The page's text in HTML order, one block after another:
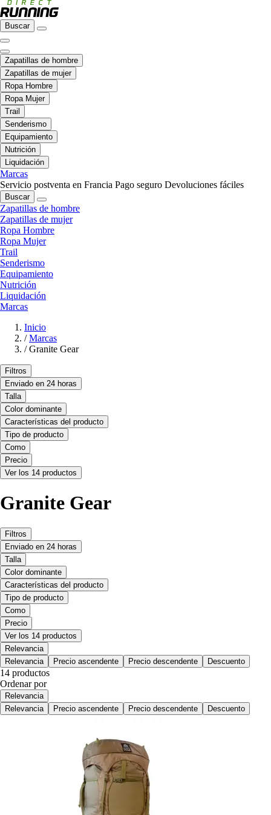
Buscar
Zapatillas de hombre
Zapatillas de mujer
Ropa Hombre
Ropa Mujer
Trail
Senderismo
Equipamiento
Nutrición
Liquidación
Marcas
Servicio postventa en Francia Pago seguro Devoluciones fáciles
Buscar
Zapatillas de hombre
Zapatillas de mujer
Ropa Hombre
Ropa Mujer
Trail
Senderismo
Equipamiento
Nutrición
Liquidación
Marcas
Inicio
/ Marcas
/ Granite Gear
Filtros
Enviado en 24 horas
Talla
Color dominante
Características del producto
Tipo de producto
Como
Precio
Ver los 14 productos
Granite Gear
Filtros
Enviado en 24 horas
Talla
Color dominante
Características del producto
Tipo de producto
Como
Precio
Ver los 14 productos
Relevancia
Relevancia
Precio ascendente Precio descendente Descuento
14 productos
Ordenar por
Relevancia
Relevancia
Precio ascendente Precio descendente Descuento